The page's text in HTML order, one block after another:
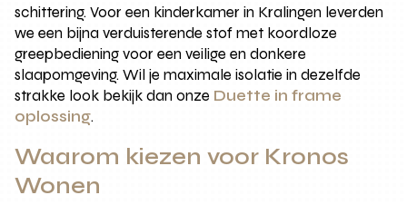
schittering. Voor een kinderkamer in Kralingen leverden
we een bijna verduisterende stof met koordloze
greepbediening voor een veilige en donkere
slaapomgeving. Wil je maximale isolatie in dezelfde
strakke look bekijk dan onze Duette in frame
oplossing.
Waarom kiezen voor Kronos
Wonen